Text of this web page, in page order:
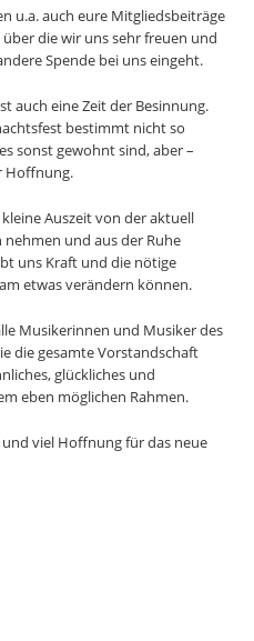
u.a. auch eure Mitgliedsbeiträge
die wir uns sehr freuen und
Spende bei uns eingeht.
auch eine Zeit der Besinnung.
bestimmt nicht so
sonst gewohnt sind, aber –
Hoffnung.
Auszeit von der aktuell
und aus der Ruhe
uns Kraft und die nötige
etwas verändern können.
Musikerinnen und Musiker des
die gesamte Vorstandschaft
glückliches und
eben möglichen Rahmen.
viel Hoffnung für das neue